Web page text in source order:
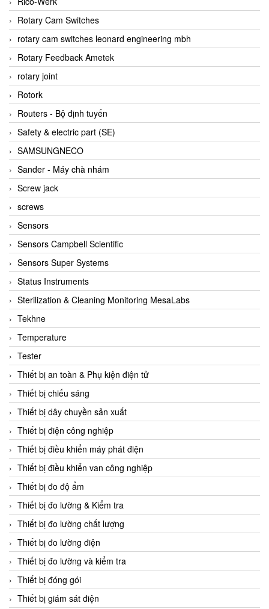
Bopp & Reuther Messtechnik
Bosch
Boydcorp
BRAUN Vietnam
Brinkmann Pumpen
BRONKHORST
Brook Instrument
Brooks Instrument Vietnam
Buhler
BURLING INSTRUMENTS
Burster
BUSCHJOST
Calectro
Campbell Scientific
Canneed Vietnam
Cantoni
CAPS
CAREL Parts
CCS
CD Automation
CEAG Sicherheitst
CEIA Vietnam
Celduc Vietnam
Cemb
Centec GmbH
CEQUBE
CHAUVIN ARNOUX
Checkline
Chino
Chiyoda Seiki
Chiyoda-Tsusho
Chongqing Huaneng
Rotary Cam Switches
rotary cam switches leonard engineering mbh
Rotary Feedback Ametek
rotary joint
Rotork
Routers - Bộ định tuyến
Safety & electric part (SE)
SAMSUNGNECO
Sander - Máy chà nhám
Screw jack
screws
Sensors
Sensors Campbell Scientific
Sensors Super Systems
Status Instruments
Sterilization & Cleaning Monitoring MesaLabs
Tekhne
Temperature
Tester
Thiết bị an toàn & Phụ kiện điện tử
Thiết bị chiếu sáng
Thiết bị dây chuyền sản xuất
Thiết bị điện công nghiệp
Thiết bị điều khiển máy phát điện
Thiết bị điều khiển van công nghiệp
Thiết bị đo độ ẩm
Thiết bị đo lường & Kiểm tra
Thiết bị đo lường chất lượng
Thiết bị đo lường điện
Thiết bị đo lường và kiểm tra
Thiết bị đóng gói
Thiết bị giám sát điện